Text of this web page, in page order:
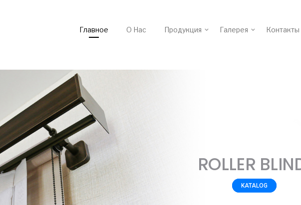
Главное О Нас Продукция Галерея Контакты
KATALOG
ROLLER
KATALOG